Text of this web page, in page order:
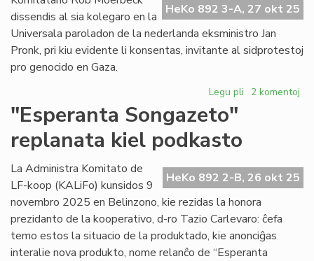
HeKo 892 3-A, 27 okt 25
dissendis al sia kolegaro en la
Universala paroladon de la nederlanda eksministro Jan
Pronk, pri kiu evidente li konsentas, invitante al sidprotestoj
pro genocido en Gaza.
Legu pli pri
la
silento
Gaza?
2 komentoj
"Esperanta Songazeto"
replanata kiel podkasto
HeKo 892 2-B, 26 okt 25
La Administra Komitato de
LF-koop (KALiFo) kunsidos 9
novembro 2025 en Belinzono, kie rezidas la honora
prezidanto de la kooperativo, d-ro Tazio Carlevaro: ĉefa
temo estos la situacio de la produktado, kie anonciĝas
interalie nova produkto, nome relanĉo de “Esperanta